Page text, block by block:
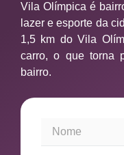
Vila Olímpica é
lazer e esporte da
1,5 km do Vila
carro, o que torna
bairro.